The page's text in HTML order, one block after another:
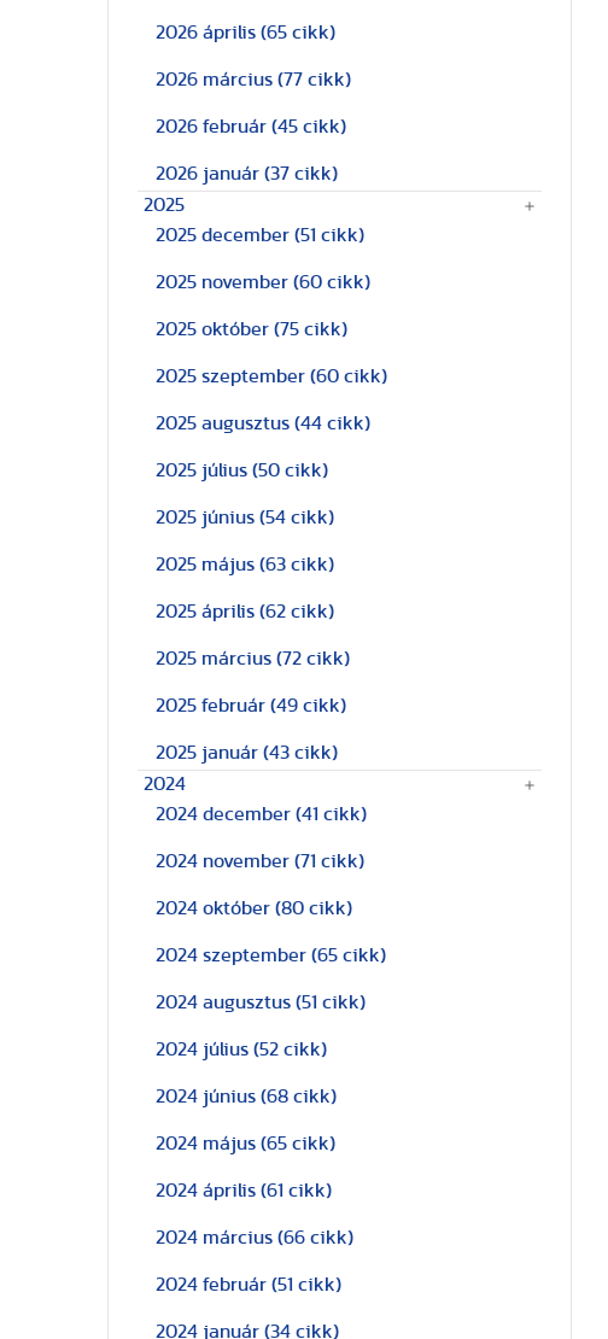
2026 április (65 cikk)
2026 március (77 cikk)
2026 február (45 cikk)
2026 január (37 cikk)
2025
2025 december (51 cikk)
2025 november (60 cikk)
2025 október (75 cikk)
2025 szeptember (60 cikk)
2025 augusztus (44 cikk)
2025 július (50 cikk)
2025 június (54 cikk)
2025 május (63 cikk)
2025 április (62 cikk)
2025 március (72 cikk)
2025 február (49 cikk)
2025 január (43 cikk)
2024
2024 december (41 cikk)
2024 november (71 cikk)
2024 október (80 cikk)
2024 szeptember (65 cikk)
2024 augusztus (51 cikk)
2024 július (52 cikk)
2024 június (68 cikk)
2024 május (65 cikk)
2024 április (61 cikk)
2024 március (66 cikk)
2024 február (51 cikk)
2024 január (34 cikk)